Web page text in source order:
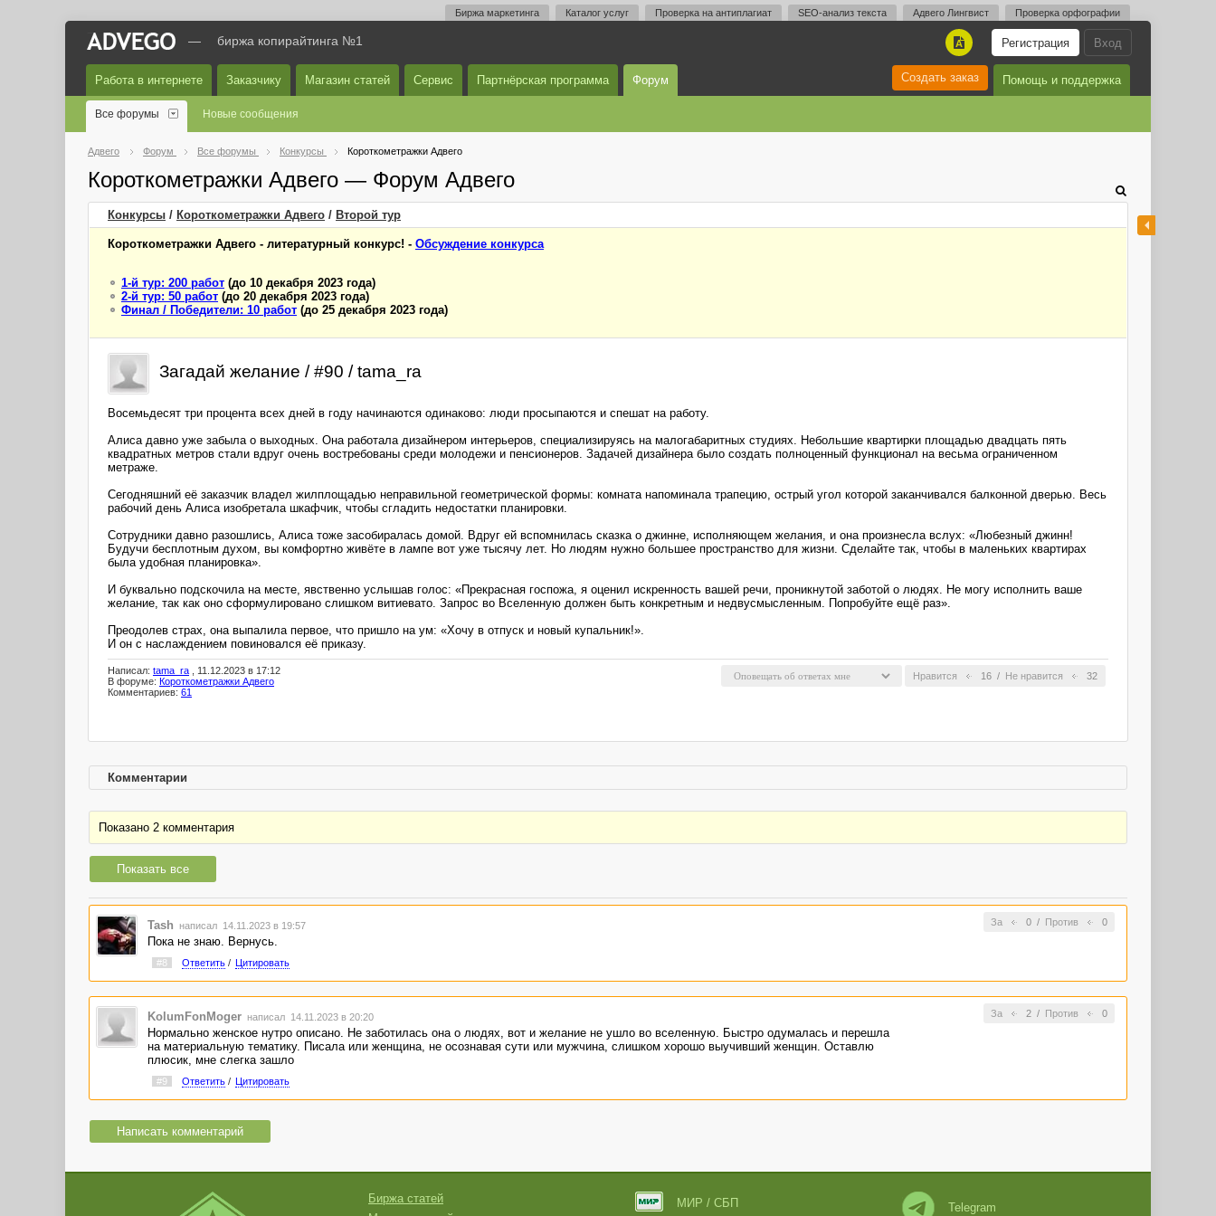
Биржа маркетинга Каталог услуг Проверка на антиплагиат SEO-анализ текста Адвего Лингвист Проверка орфографии
Вход
Регистрация
A
— биржа копирайтинга №1
Работа в интернете Заказчику Магазин статей Сервис Партнёрская программа Форум Помощь и поддержка
Создать заказ
Все форумы Новые сообщения
Адвего Форум Все форумы Конкурсы Короткометражки Адвего
Короткометражки Адвего — Форум Адвего
Конкурсы / Короткометражки Адвего / Второй тур
Короткометражки Адвего - литературный конкурс! - Обсуждение конкурса
1-й тур: 200 работ (до 10 декабря 2023 года)
2-й тур: 50 работ (до 20 декабря 2023 года)
Финал / Победители: 10 работ (до 25 декабря 2023 года)
Загадай желание / #90 / tama_ra
Восемьдесят три процента всех дней в году начинаются одинаково: люди просыпаются и спешат на работу.
Алиса давно уже забыла о выходных. Она работала дизайнером интерьеров, специализируясь на малогабаритных студиях. Небольшие квартирки площадью двадцать пять
квадратных метров стали вдруг очень востребованы среди молодежи и пенсионеров. Задачей дизайнера было создать полноценный функционал на весьма ограниченном
метраже.
Сегодняшний её заказчик владел жилплощадью неправильной геометрической формы: комната напоминала трапецию, острый угол которой заканчивался балконной дверью. Весь
рабочий день Алиса изобретала шкафчик, чтобы сгладить недостатки планировки.
Сотрудники давно разошлись, Алиса тоже засобиралась домой. Вдруг ей вспомнилась сказка о джинне, исполняющем желания, и она произнесла вслух: «Любезный джинн!
Будучи бесплотным духом, вы комфортно живёте в лампе вот уже тысячу лет. Но людям нужно большее пространство для жизни. Сделайте так, чтобы в маленьких квартирах
была удобная планировка».
И буквально подскочила на месте, явственно услышав голос: «Прекрасная госпожа, я оценил искренность вашей речи, проникнутой заботой о людях. Не могу исполнить ваше
желание, так как оно сформулировано слишком витиевато. Запрос во Вселенную должен быть конкретным и недвусмысленным. Попробуйте ещё раз».
Преодолев страх, она выпалила первое, что пришло на ум: «Хочу в отпуск и новый купальник!».
И он с наслаждением повиновался её приказу.
Нравится 16 / Не нравится 32
Написал: tama_ra , 11.12.2023 в 17:12
В форуме: Короткометражки Адвего
Комментариев: 61
Комментарии
Показано 2 комментария
Показать все
За 0/ Против 0
Tash написал 14.11.2023 в 19:57
Пока не знаю. Вернусь.
#8 Ответить/ Цитировать
За 2/ Против 0
KolumFonMoger написал 14.11.2023 в 20:20
Нормально женское нутро описано. Не заботилась она о людях, вот и желание не ушло во вселенную. Быстро одумалась и перешла
на материальную тематику. Писала или женщина, не осознавая сути или мужчина, слишком хорошо выучивший женщин. Оставлю
плюсик, мне слегка зашло
#9 Ответить/ Цитировать
Написать комментарий
Биржа статей
МИР / СБП Telegram